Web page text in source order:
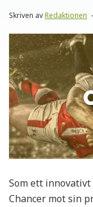
Skriven avRedaktionen -
Som ett
Chancer mot sin